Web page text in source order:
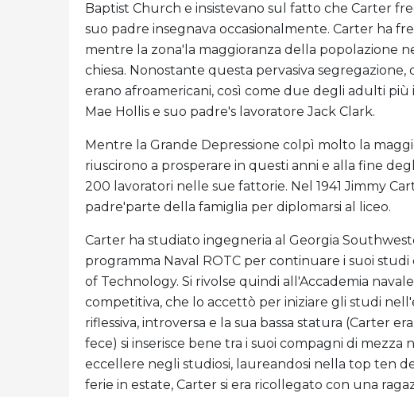
Baptist Church e insistevano sul fatto che Carter
suo padre insegnava occasionalmente. Carter ha
mentre la zona'la maggioranza della popolazione
chiesa. Nonostante questa pervasiva
erano afroamericani, così come due degli adulti
Mae Hollis e suo padre's lavoratore Jack Clark.
Mentre la Grande Depressione colpì molto la
riuscirono a prosperare in questi anni e alla fine
200 lavoratori nelle sue fattorie. Nel 1941 Jimmy
padre'parte della famiglia per diplomarsi al liceo.
Carter ha studiato ingegneria al Georgia
programma Naval ROTC per continuare i suoi
of Technology. Si rivolse quindi all'Accademia
competitiva, che lo accettò per iniziare gli studi
riflessiva, introversa e la sua bassa statura (Carter
fece) si inserisce bene tra i suoi compagni di mezza
eccellere negli studiosi, laureandosi nella top ten
ferie in estate, Carter si era ricollegato con una